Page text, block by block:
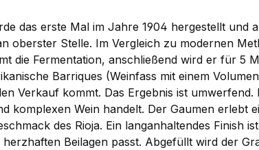
das erste Mal im Jahre 1904 hergestellt und
oberster Stelle. Im Vergleich zu modernen
die Fermentation, anschließend wird er für 5
Barriques (Weinfass mit einem
Verkauf kommt. Das Ergebnis ist
komplexen Wein handelt. Der Gaumen
des Rioja. Ein langanhaltendes Finish
Beilagen passt. Abgefüllt wird der